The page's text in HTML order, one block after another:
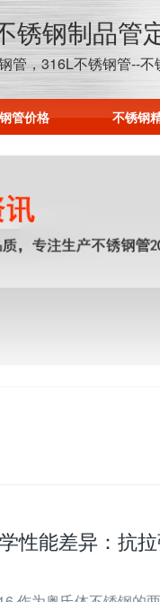
锈钢制品管
管，316L不锈钢管--不
管价格 不锈钢
性能差异：抗